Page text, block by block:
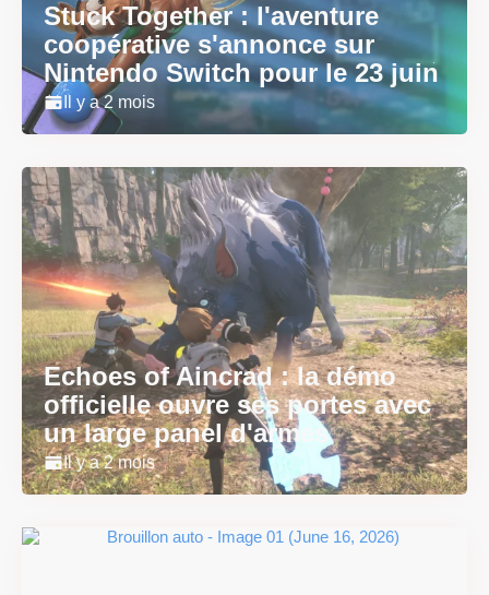
Stuck Together : l'aventure
coopérative s'annonce sur
Nintendo Switch pour le 23 juin
Il y a 2 mois
Echoes of Aincrad : la démo
officielle ouvre ses portes avec
un large panel d'armes
Il y a 2 mois